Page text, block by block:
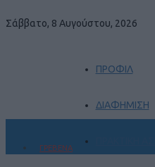
Σάββατο, 8 Αυγούστου, 2026
ΠΡΟΦΙΛ
ΔΙΑΦΗΜΙΣΗ
ΓΡΕΒΕΝΑ